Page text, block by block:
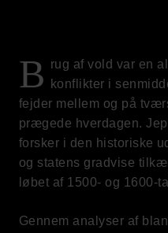
B
rug af vold var en
konflikter i
fejder mellem og på
prægede hverdagen.
forsker i den historiske
og statens gradvise
løbet af 1500- og 1600-
Gennem analyser af